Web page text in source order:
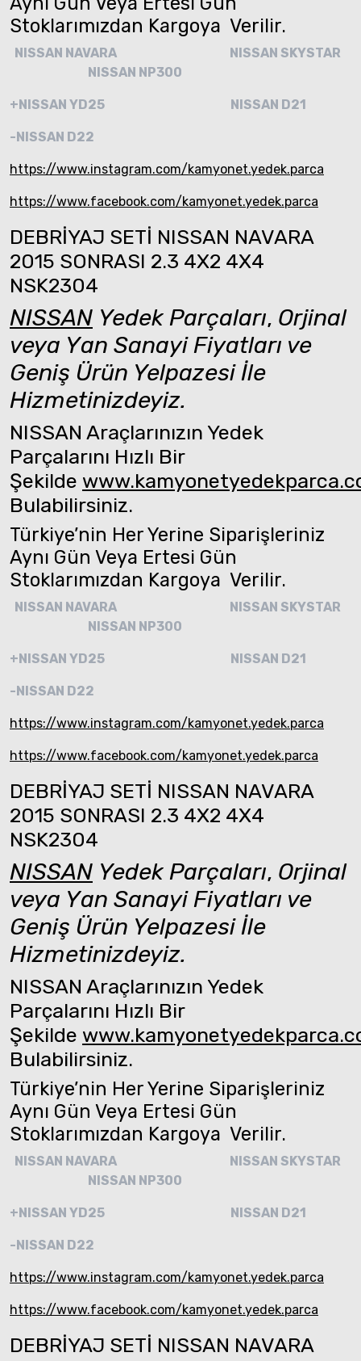
Stoklarımızdan Kargoya Verilir.
NISSAN NAVARA
NISSAN SKYSTAR
NISSAN NP300
+NISSAN YD25 NISSAN D21
-NISSAN D22
https://www.instagram.com/kamyonet.yedek.parca
https://www.facebook.com/kamyonet.yedek.parca
DEBRİYAJ SETİ NISSAN NAVARA
2015 SONRASI 2.3 4X2 4X4
NSK2304
NISSAN Yedek Parçaları, Orjinal
veya Yan Sanayi Fiyatları ve
Geniş Ürün Yelpazesi İle
Hizmetinizdeyiz.
NISSAN Araçlarınızın Yedek
Parçalarını Hızlı Bir
Şekilde
Bulabilirsiniz.
Türkiye’nin Her Yerine Siparişleriniz
Aynı Gün Veya Ertesi Gün
Stoklarımızdan Kargoya Verilir.
NISSAN NAVARA
NISSAN SKYSTAR
NISSAN NP300
+NISSAN YD25 NISSAN D21
-NISSAN D22
https://www.instagram.com/kamyonet.yedek.parca
https://www.facebook.com/kamyonet.yedek.parca
DEBRİYAJ SETİ NISSAN NAVARA
2015 SONRASI 2.3 4X2 4X4
NSK2304
NISSAN Yedek Parçaları, Orjinal
veya Yan Sanayi Fiyatları ve
Geniş Ürün Yelpazesi İle
Hizmetinizdeyiz.
NISSAN Araçlarınızın Yedek
Parçalarını Hızlı Bir
Şekilde
Bulabilirsiniz.
Türkiye’nin Her Yerine Siparişleriniz
Aynı Gün Veya Ertesi Gün
Stoklarımızdan Kargoya Verilir.
NISSAN NAVARA
NISSAN SKYSTAR
NISSAN NP300
+NISSAN YD25 NISSAN D21
-NISSAN D22
https://www.instagram.com/kamyonet.yedek.parca
https://www.facebook.com/kamyonet.yedek.parca
DEBRİYAJ SETİ NISSAN NAVARA